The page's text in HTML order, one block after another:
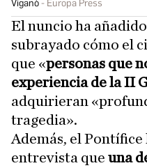
Viganò
Europa Press
El nuncio ha
subrayado cómo el
que «personas que
experiencia de la II
adquirieran
tragedia».
Además, el
entrevista que una